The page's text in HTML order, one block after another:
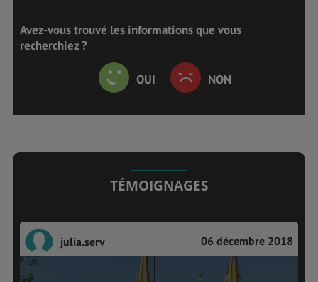
Avez-vous trouvé les informations que vous
recherchiez ?
OUI NON
TÉMOIGNAGES
julia.serv 06 décembre 2018